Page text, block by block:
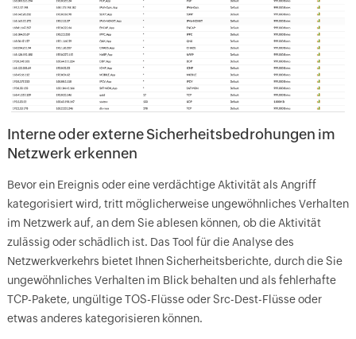
Interne oder externe Sicherheitsbedrohungen im
Netzwerk erkennen
Bevor ein Ereignis oder eine verdächtige Aktivität als Angriff
kategorisiert wird, tritt möglicherweise ungewöhnliches Verhalten
im Netzwerk auf, an dem Sie ablesen können, ob die Aktivität
zulässig oder schädlich ist. Das Tool für die Analyse des
Netzwerkverkehrs bietet Ihnen Sicherheitsberichte, durch die Sie
ungewöhnliches Verhalten im Blick behalten und als fehlerhafte
TCP-Pakete, ungültige TOS-Flüsse oder Src-Dest-Flüsse oder
etwas anderes kategorisieren können.